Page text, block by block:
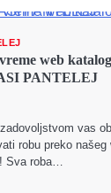
web
PANTELEJ
vas
robu preko našeg
Sva roba…